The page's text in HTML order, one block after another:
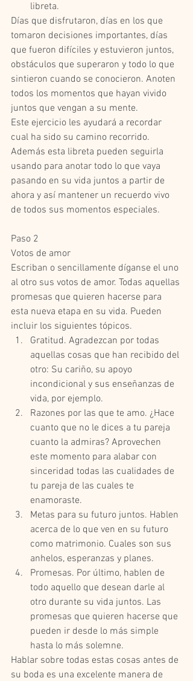
libreta.
Días que disfrutaron, días en los que
tomaron decisiones importantes, días
que fueron difíciles y estuvieron juntos,
obstáculos que superaron y todo lo que
sintieron cuando se conocieron. Anoten
todos los momentos que hayan vivido
juntos que vengan a su mente.
Este ejercicio les ayudará a recordar
cual ha sido su camino recorrido.
Además esta libreta pueden seguirla
usando para anotar todo lo que vaya
pasando en su vida juntos a partir de
ahora y así mantener un recuerdo vivo
de todos sus momentos especiales.
Paso 2
Votos de amor
Escriban o sencillamente díganse el uno
al otro sus votos de amor. Todas aquellas
promesas que quieren hacerse para
esta nueva etapa en su vida. Pueden
incluir los siguientes tópicos.
Gratitud. Agradezcan por todas
aquellas cosas que han recibido del
otro: Su cariño, su apoyo
incondicional y sus enseñanzas de
vida, por ejemplo.
Razones por las que te amo. ¿Hace
cuanto que no le dices a tu pareja
cuanto la admiras? Aprovechen
este momento para alabar con
sinceridad todas las cualidades de
tu pareja de las cuales te
enamoraste.
Metas para su futuro juntos. Hablen
acerca de lo que ven en su futuro
como matrimonio. Cuales son sus
anhelos, esperanzas y planes.
Promesas. Por último, hablen de
todo aquello que desean darle al
otro durante su vida juntos. Las
promesas que quieren hacerse que
pueden ir desde lo más simple
hasta lo más solemne.
Hablar sobre todas estas cosas antes de
su boda es una excelente manera de